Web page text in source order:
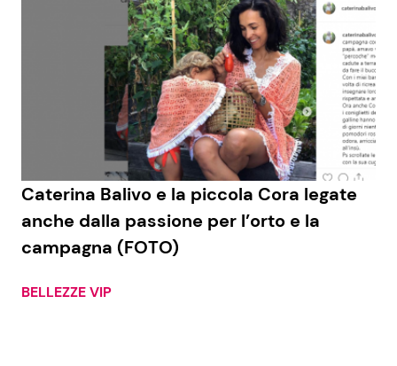
Disclaimer e Privacy
Contattaci
Pubblicità
Privacy Policy
Caterina Balivo e la piccola Cora legate
anche dalla passione per l’orto e la
campagna (FOTO)
BELLEZZE VIP